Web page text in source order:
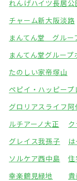
れんげハイツ長居公
チャーム新大阪淡路
まんてん堂 グルー
まんてん堂グルー
たのしい家帝塚山
ペピイ・ハッピー
グロリアスライフ阿
ルチアーノ大正
グレイス我孫子
ソルケア西中島
住
幸楽鶴見緑地